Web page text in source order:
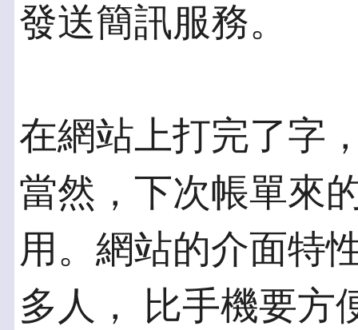
發送簡訊服務。
在網站上打完了字
當然，下次帳單來
用。網站的介面特
多人， 比手機要方